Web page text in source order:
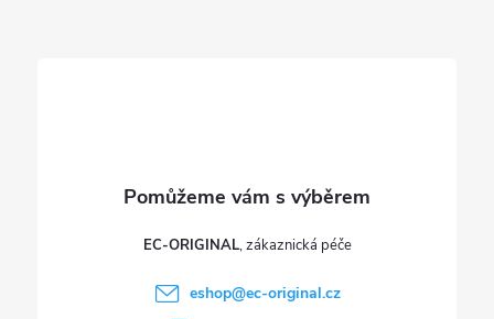
EC-ORIGINAL
eshop@ec-original.cz